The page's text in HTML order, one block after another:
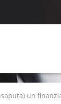
un